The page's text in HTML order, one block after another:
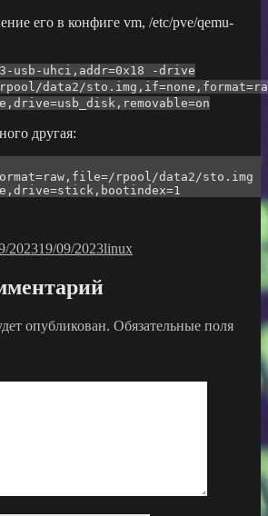
его в конфиге vm, /etc/pve/qemu-
usb-uhci,addr=0x18 -drive
data2/
другая:
rpool/data2/sto.img
202319/09/2023linux
опубликован. Обязательные поля